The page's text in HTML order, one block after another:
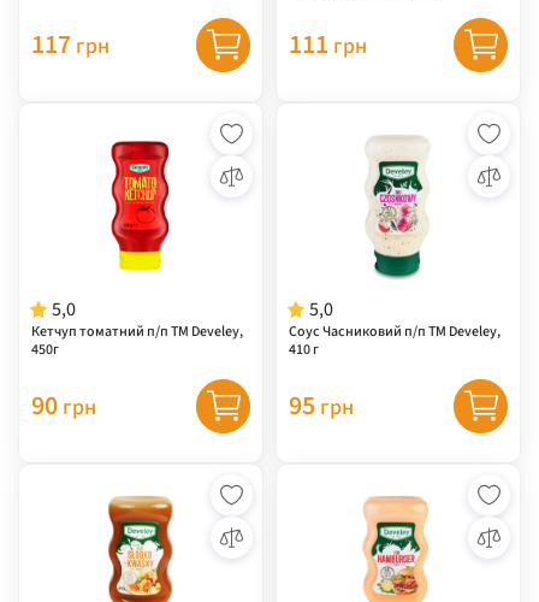
117 грн 111 грн
5,0
Кетчуп томатний п/п ТМ Develey,
450г
90 грн
5,0
Соус Часниковий п/п ТМ Develey,
410 г
95 грн